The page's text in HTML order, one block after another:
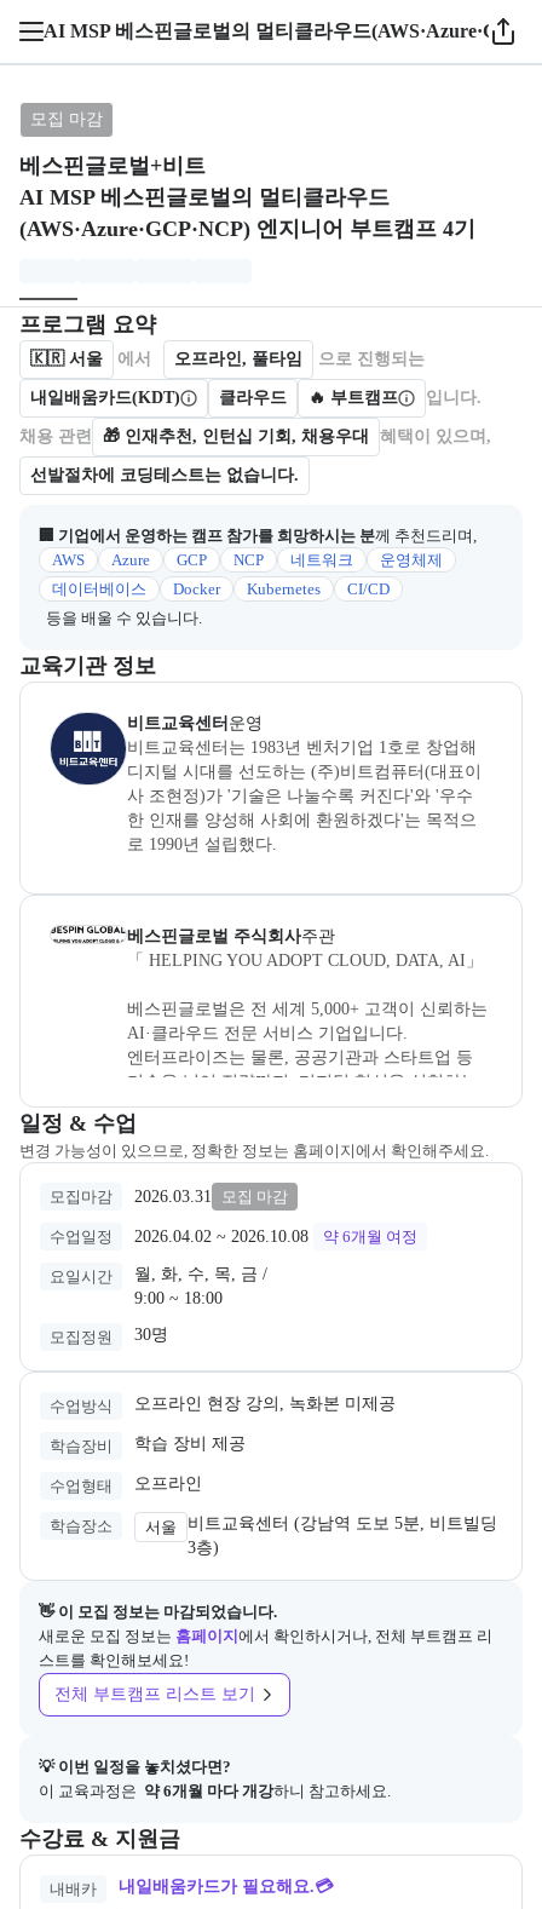
AI MSP 베스핀글로벌의 멀티클라우드
모집 마감
베스핀글로벌+비트
AI MSP 베스핀글로벌의 멀티클라우드
(AWS·Azure·GCP·NCP) 엔지니어 부트캠프 4기
브랜드: 베스핀글로벌+비트, 과정명: AI MSP 베스핀
모집개요
프로그램 요약
캠프를 운영하거나 참여하는 회사 정보를 카드 형태로 제공한다.
🇰🇷 서울 에서 오프라인, 풀타임 으로 진행되는
내일배움카드(KDT) 클라우드 🔥 부트캠프 입니다.
채용 관련 🎁 인재추천, 인턴십 기회, 채용우대 혜택이 있으며,
선발절차에 코딩테스트는 없습니다.
🏢 기업에서 운영하는 캠프 참가를 희망하시는 분께 추천드리며,
AWS
Azure GCP NCP 네트워크
운영체제
데이터베이스
Docker Kubernetes
CI/CD
등을 배울 수 있습니다.
이 섹션에서는 부트캠프를 운영하거나 주관하는 회사의 정보를 카드
교육기관 정보
비트교육센터은(는) 본 부트캠프의
비트교육센터 운영
비트교육센터는 1983년 벤처기업 1호로 창업해
디지털 시대를 선도하는 (주)비트컴퓨터(대표이
사 조현정)가 '기술은 나눌수록 커진다'와 '우수
한 인재를 양성해 사회에 환원하겠다'는 목적으
로 1990년 설립했다.
매년 약 1,000여명의 개발자를 양성하고 있으며,
리나라 대표 SW교육기관으로 인정받고 있다.
베스핀글로벌 주식회사은(는) 본 부트캠프의
베스핀글로벌 주식회사주관
「 HELPING YOU ADOPT CLOUD, DATA, AI」
베스핀글로벌은 전 세계 5,000+ 고객이 신뢰하는
AI·클라우드 전문 서비스 기업입니다.
엔터프라이즈는 물론, 공공기관과 스타트업 등
기술을 넘어 전략까지, 디지털 혁신을 실현하는
파트너로 함께합니다.
방향 설정과 환경 설계부터 구축, 운영, 최적화까
지 단순한 기술 제공을 넘어 AI와 Cloud의 가능
성을 비즈니스 성과로 연결하는 실전 중심의 기
술력은 베스핀글로벌의 교육 과정에도 고스란히
반영되어 있습니다.
우리는 "Learn, Do, Share"라는 철학을 바탕으로,
클라우드·데이터·AI 분야의 실무형 인재 양성에
집중하고 있으며,
현업 전문가들이 직접 설계하고 강의하는 커리
큘럼을 통해 현장에 즉시 투입 가능한 실전형 교
육을 제공합니다.
로벌 CSP와 함께한 다양한 프로젝트 수행 경험
실무 기반 교육 과정 및 프로젝트 중심 학습 커리
큘럼을 제공하는 것이 큰 강점입니다.
지원하고 있으며,
기술과 교육의 선순환을 통해 모두가 클라우드
와 AI, IT 환경을 누릴 수 있는 세상을 만들어가
고 있습니다.
전문성, 이제 교육으로 확장합니다.
일정 & 수업
변경 가능성이 있으므로, 정확한 정보는 홈페이지에서 확인해주세요.
교육과정 일정과 모집 상태에 따른 안내를 제공한다.
모집마감 2026.03.31 모집 마감
수업일정 2026.04.02 ~ 2026.10.08 약 6개월 여정
요일시간
월, 화, 수, 목, 금 /
9:00 ~ 18:00
모집정원 30명
수업방식 오프라인 현장 강의, 녹화본 미제공
학습장비 학습 장비 제공
수업형태 오프라인
학습장소 서울
비트교육센터 (강남역 도보 5분, 비트빌딩
3층)
👋 이 모집 정보는 마감되었습니다.
새로운 모집 정보는 홈페이지 에서 확인하시거나, 전체 부트캠프 리
스트를 확인해보세요!
전체 부트캠프 리스트 보기
💡 이번 일정을 놓치셨다면?
이 교육과정은 약 6개월 마다 개강하니 참고하세요.
수강료 & 지원금
교육과정의 비용 및 결제 관련 정보를 안내한다. 필요 시 정부지원 과
내배카 내일배움카드가 필요해요.💳